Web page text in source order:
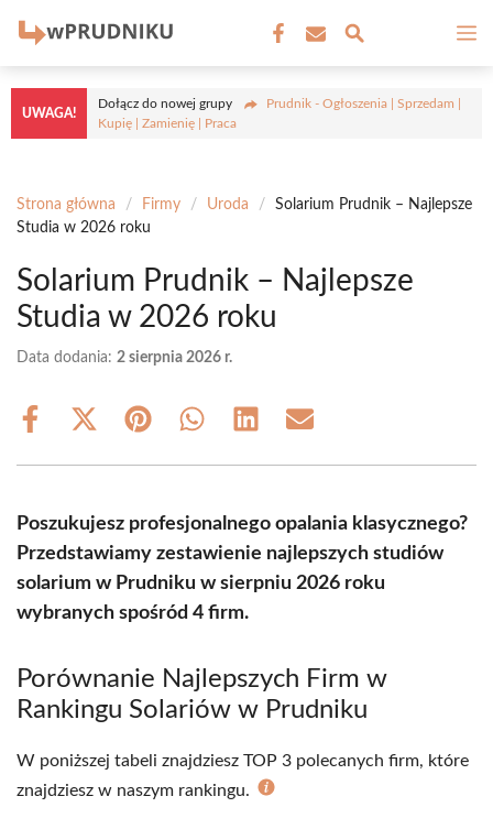
treści
UWAGA!
Dołącz do nowej grupy
Prudnik - Ogłoszenia | Sprzedam |
Kupię | Zamienię | Praca
Strona główna / Firmy / Uroda /
Solarium Prudnik – Najlepsze
Studia w 2026 roku
Solarium Prudnik – Najlepsze
Studia w 2026 roku
Data dodania: 2 sierpnia 2026 r.
Share
Facebook
Share
X
Share
Pinterest
Share
WhatsApp
Share
LinkedIn
Share
Email
Poszukujesz profesjonalnego opalania klasycznego?
Przedstawiamy zestawienie najlepszych studiów
solarium w Prudniku w sierpniu 2026 roku
wybranych spośród 4 firm.
Porównanie Najlepszych Firm w
Rankingu Solariów w Prudniku
W poniższej tabeli znajdziesz TOP 3 polecanych firm, które
znajdziesz w naszym rankingu.